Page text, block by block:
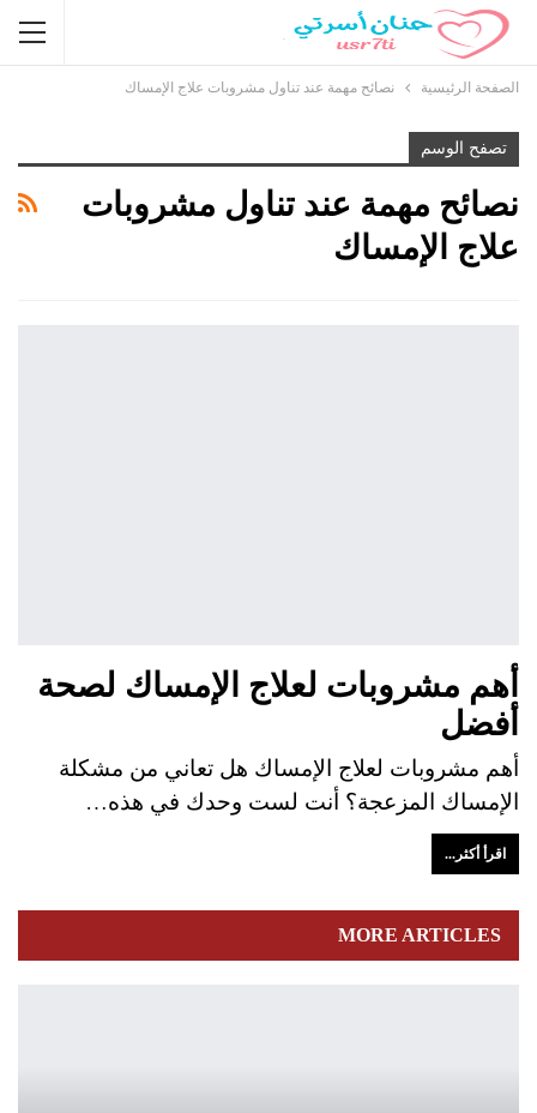
الصفحة الرئيسية نصائح مهمة عند تناول مشروبات علاج الإمساك
تصفح الوسم
نصائح مهمة عند تناول مشروبات
علاج الإمساك
أهم مشروبات لعلاج الإمساك لصحة
أفضل
أهم مشروبات لعلاج الإمساك هل تعاني من مشكلة
الإمساك المزعجة؟ أنت لست وحدك في هذه…
اقرأ أكثر...
MORE ARTICLES